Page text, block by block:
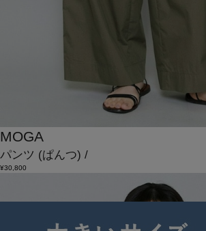
MOGA
パンツ (ぱんつ) /
¥30,800